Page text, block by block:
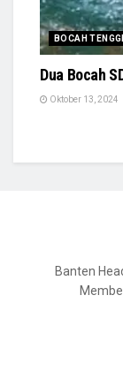
BOCAH
Dua Bocah
Oktober 13, 2024
Banten